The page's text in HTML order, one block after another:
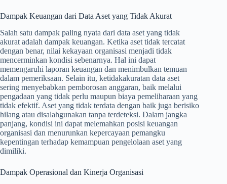
Dampak Keuangan dari Data Aset yang Tidak Akurat
Salah satu dampak paling nyata dari data aset yang tidak
akurat adalah dampak keuangan. Ketika aset tidak tercatat
dengan benar, nilai kekayaan organisasi menjadi tidak
mencerminkan kondisi sebenarnya. Hal ini dapat
memengaruhi laporan keuangan dan menimbulkan temuan
dalam pemeriksaan. Selain itu, ketidakakuratan data aset
sering menyebabkan pemborosan anggaran, baik melalui
pengadaan yang tidak perlu maupun biaya pemeliharaan yang
tidak efektif. Aset yang tidak terdata dengan baik juga berisiko
hilang atau disalahgunakan tanpa terdeteksi. Dalam jangka
panjang, kondisi ini dapat melemahkan posisi keuangan
organisasi dan menurunkan kepercayaan pemangku
kepentingan terhadap kemampuan pengelolaan aset yang
dimiliki.
Dampak Operasional dan Kinerja Organisasi